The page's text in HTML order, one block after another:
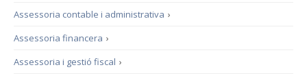
›
Assessoria contable i administrativa
›
Assessoria financera
›
Assessoria i gestió fiscal